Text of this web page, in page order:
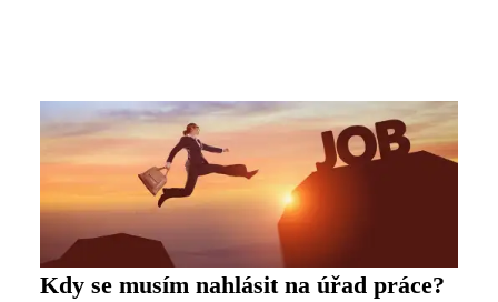
Kdy se musím nahlásit na úřad práce?